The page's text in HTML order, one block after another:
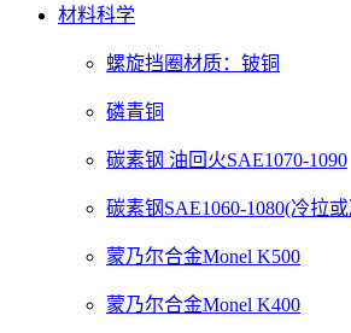
材料科学
螺旋挡圈材质：铍铜
磷青铜
碳素钢 油回火SAE1070-1090
碳素钢SAE1060-1080(冷拉
蒙乃尔合金Monel K500
蒙乃尔合金Monel K400